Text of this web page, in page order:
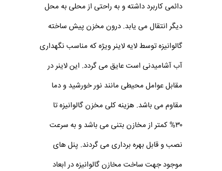
دائمی کاربرد داشته و به راحتی از محلی به محل
دیگر انتقال می یابد. درون مخزن پیش ساخته
گالوانیزه توسط لایه لاینر ویژه که مناسب نگهداری
آب آشامیدنی است عایق می گردد. این لاینر در
مقابل عوامل محیطی مانند نور خورشید و دما
مقاوم می باشد. هزینه کلی مخزن گالوانیزه تا
۳۰% کمتر از مخازن بتنی می باشد و به سرعت
نصب و قابل بهره برداری می گردند. پنل های
موجود جهت ساخت مخازن گالوانیزه در ابعاد